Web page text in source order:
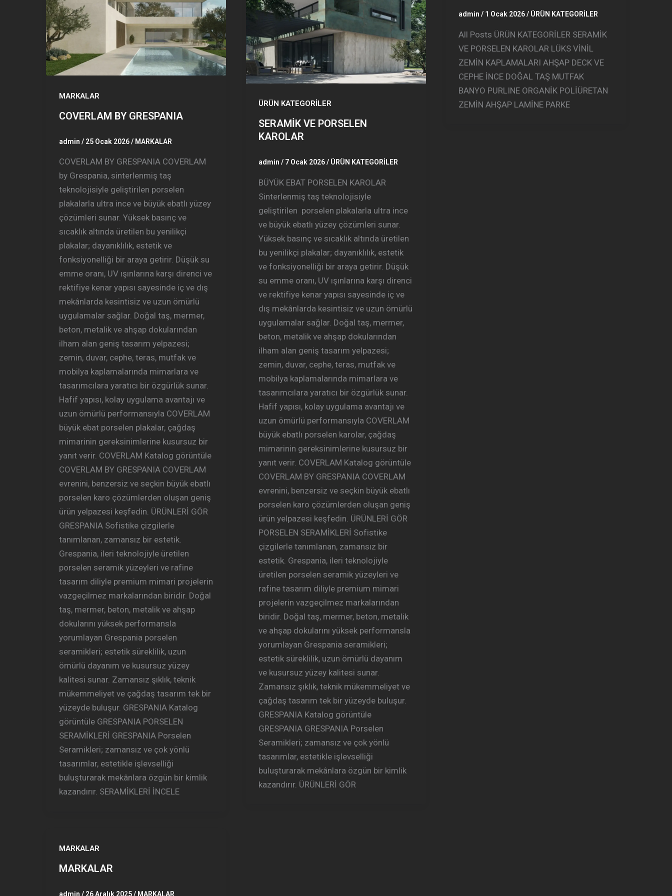
MARKALAR
COVERLAM BY GRESPANIA
admin / 25 Ocak 2026/ MARKALAR
COVERLAM BY GRESPANIA COVERLAM
by Grespania, sinterlenmiş taş
teknolojisiyle geliştirilen porselen
plakalarla ultra ince ve büyük ebatlı yüzey
çözümleri sunar. Yüksek basınç ve
sıcaklık altında üretilen bu yenilikçi
plakalar; dayanıklılık, estetik ve
fonksiyonelliği bir araya getirir. Düşük su
emme oranı, UV ışınlarına karşı direnci ve
rektifiye kenar yapısı sayesinde iç ve dış
mekânlarda kesintisiz ve uzun ömürlü
uygulamalar sağlar. Doğal taş, mermer,
beton, metalik ve ahşap dokularından
ilham alan geniş tasarım yelpazesi;
zemin, duvar, cephe, teras, mutfak ve
mobilya kaplamalarında mimarlara ve
tasarımcılara yaratıcı bir özgürlük sunar.
Hafif yapısı, kolay uygulama avantajı ve
uzun ömürlü performansıyla COVERLAM
büyük ebat porselen plakalar, çağdaş
mimarinin gereksinimlerine kusursuz bir
yanıt verir. COVERLAM Katalog görüntüle
COVERLAM BY GRESPANIA COVERLAM
evrenini, benzersiz ve seçkin büyük ebatlı
porselen karo çözümlerden oluşan geniş
ürün yelpazesi keşfedin. ÜRÜNLERİ GÖR
GRESPANIA Sofistike çizgilerle
tanımlanan, zamansız bir estetik.
Grespania, ileri teknolojiyle üretilen
porselen seramik yüzeyleri ve rafine
tasarım diliyle premium mimari projelerin
vazgeçilmez markalarından biridir. Doğal
taş, mermer, beton, metalik ve ahşap
dokularını yüksek performansla
yorumlayan Grespania porselen
seramikleri; estetik süreklilik, uzun
ömürlü dayanım ve kusursuz yüzey
kalitesi sunar. Zamansız şıklık, teknik
mükemmeliyet ve çağdaş tasarım tek bir
yüzeyde buluşur. GRESPANIA Katalog
görüntüle GRESPANIA PORSELEN
SERAMİKLERİ GRESPANIA Porselen
Seramikleri; zamansız ve çok yönlü
tasarımlar, estetikle işlevselliği
buluşturarak mekânlara özgün bir kimlik
kazandırır. SERAMİKLERİ İNCELE
ÜRÜN KATEGORİLER
SERAMİK VE PORSELEN
KAROLAR
admin/ 7 Ocak 2026/ ÜRÜN KATEGORİLER
BÜYÜK EBAT PORSELEN KAROLAR
Sinterlenmiş taş teknolojisiyle
geliştirilen porselen plakalarla ultra ince
ve büyük ebatlı yüzey çözümleri sunar.
Yüksek basınç ve sıcaklık altında üretilen
bu yenilikçi plakalar; dayanıklılık, estetik
ve fonksiyonelliği bir araya getirir. Düşük
su emme oranı, UV ışınlarına karşı direnci
ve rektifiye kenar yapısı sayesinde iç ve
dış mekânlarda kesintisiz ve uzun ömürlü
uygulamalar sağlar. Doğal taş, mermer,
beton, metalik ve ahşap dokularından
ilham alan geniş tasarım yelpazesi;
zemin, duvar, cephe, teras, mutfak ve
mobilya kaplamalarında mimarlara ve
tasarımcılara yaratıcı bir özgürlük sunar.
Hafif yapısı, kolay uygulama avantajı ve
uzun ömürlü performansıyla COVERLAM
büyük ebatlı porselen karolar, çağdaş
mimarinin gereksinimlerine kusursuz bir
yanıt verir. COVERLAM Katalog görüntüle
COVERLAM BY GRESPANIA COVERLAM
evrenini, benzersiz ve seçkin büyük ebatlı
porselen karo çözümlerden oluşan geniş
ürün yelpazesi keşfedin. ÜRÜNLERİ GÖR
PORSELEN SERAMİKLERİ Sofistike
çizgilerle tanımlanan, zamansız bir
estetik. Grespania, ileri teknolojiyle
üretilen porselen seramik yüzeyleri ve
rafine tasarım diliyle premium mimari
projelerin vazgeçilmez markalarından
biridir. Doğal taş, mermer, beton, metalik
ve ahşap dokularını yüksek performansla
yorumlayan Grespania seramikleri;
estetik süreklilik, uzun ömürlü dayanım
ve kusursuz yüzey kalitesi sunar.
Zamansız şıklık, teknik mükemmeliyet ve
çağdaş tasarım tek bir yüzeyde buluşur.
GRESPANIA Katalog görüntüle
GRESPANIA GRESPANIA Porselen
Seramikleri; zamansız ve çok yönlü
tasarımlar, estetikle işlevselliği
buluşturarak mekânlara özgün bir kimlik
kazandırır. ÜRÜNLERİ GÖR
admin/ 1 Ocak 2026/ ÜRÜN KATEGORİLER
All Posts ÜRÜN KATEGORİLER SERAMİK
VE PORSELEN KAROLAR LÜKS VİNİL
ZEMİN KAPLAMALARI AHŞAP DECK VE
CEPHE İNCE DOĞAL TAŞ MUTFAK
BANYO PURLINE ORGANİK POLİÜRETAN
ZEMİN AHŞAP LAMİNE PARKE
MARKALAR
MARKALAR
admin / 26 Aralık 2025/ MARKALAR